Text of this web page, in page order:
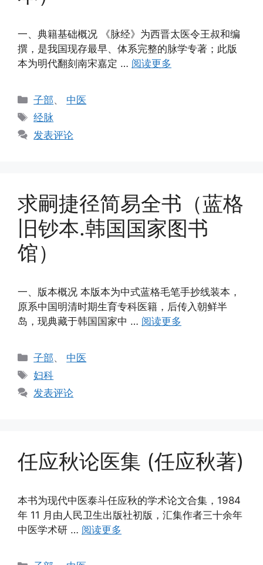
一、典籍基础概况 《脉经》为西晋太医令王叔和编
撰，是我国现存最早、体系完整的脉学专著；此版
本为明代翻刻南宋嘉定 … 阅读更多
分
类
子部、 中医
标
签
经脉
发表评论
求嗣捷径简易全书（蓝格
旧钞本.韩国国家图书
馆）
一、版本概况 本版本为中式蓝格毛笔手抄线装本，
原系中国明清时期生育专科医籍，后传入朝鲜半
岛，现典藏于韩国国家中 … 阅读更多
分
类
子部、 中医
标
签
妇科
发表评论
任应秋论医集 (任应秋著)
本书为现代中医泰斗任应秋的学术论文合集，1984
年 11 月由人民卫生出版社初版，汇集作者三十余年
中医学术研 … 阅读更多